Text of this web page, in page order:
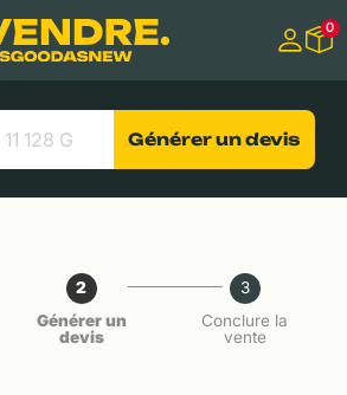
0
Générer un devis
2
Générer un
devis
3
Conclure la
vente